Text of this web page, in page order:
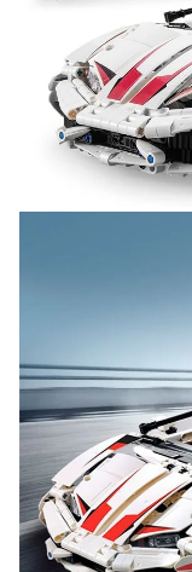
Оставьте отзыв
через систему
указанием
и получите
...уже сейчас
Участвуйте в